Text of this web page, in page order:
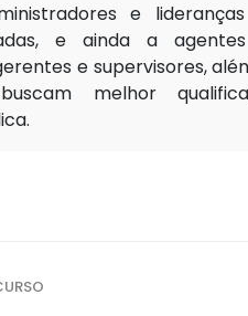
e
e ainda a
e supervisores,
melhor